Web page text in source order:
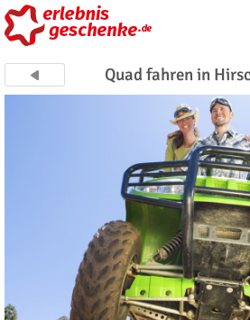
Quad fahren in